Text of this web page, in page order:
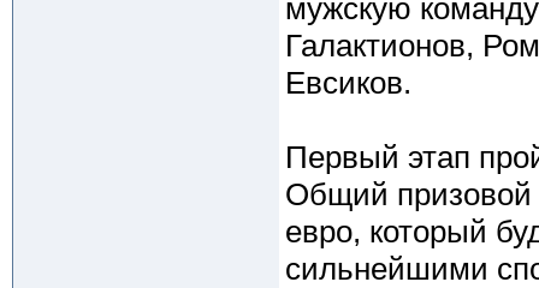
мужскую
Галактионов,
Евсиков.
Первый этап
Общий призовой
евро, который
сильнейшими